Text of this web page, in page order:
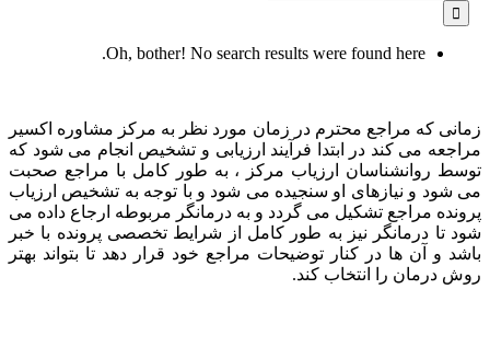
for:
Oh, bother! No search results were found here.
زمانی که مراجع محترم در زمان مورد نظر به مرکز مشاوره اکسیر
مراجعه می کند در ابتدا فرآیند ارزیابی و تشخیص انجام می شود که
توسط روانشناسان ارزیاب مرکز ، به طور کامل با مراجع صحبت
می شود و نیازهای او سنجیده می شود و با توجه به تشخیص ارزیاب
پرونده مراجع تشکیل می گردد و به درمانگر مربوطه ارجاع داده می
شود تا درمانگر نیز به طور کامل از شرایط تخصصی پرونده با خبر
باشد و آن ها در کنار توضیحات مراجع خود قرار دهد تا بتواند بهتر
روش درمان را انتخاب کند.